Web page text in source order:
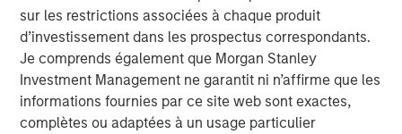
sur les restrictions associées à chaque produit
d’investissement dans les prospectus correspondants.
Je comprends également que Morgan Stanley
Investment Management ne garantit ni n’affirme que les
informations fournies par ce site web sont exactes,
complètes ou adaptées à un usage particulier
Assets platform, which currently manages $62 billion in
client assets.”
About Mesa West Capital
Mesa West Capital is a leading commercial real estate
debt fund manager and portfolio lender. With offices in